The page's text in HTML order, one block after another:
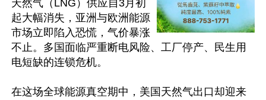
天然气（LNG）供应自3月初
起大幅消失，亚洲与欧洲能源
市场立即陷入恐慌，气价暴涨
不止。多国面临严重断电风险、工厂停产、民生用
电短缺的连锁危机。
在这场全球能源真空期中，美国天然气出口却迎来